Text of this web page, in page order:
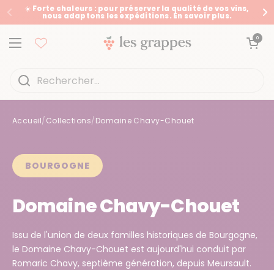
Passer au contenu
Précédent
☀️ Forte chaleurs : pour préserver la qualité de vos vins,
nous adaptons les expéditions. En savoir plus.
Ouvrir le menu
Ouvrir le panier
0
Accueil
Accueil/Collections/Domaine Chavy-Chouet
BOURGOGNE
Domaine Chavy-Chouet
Issu de l'union de deux familles historiques de Bourgogne,
le Domaine Chavy-Chouet est aujourd'hui conduit par
Romaric Chavy, septième génération, depuis Meursault.